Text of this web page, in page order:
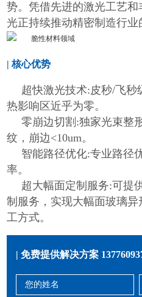
势。凭借先进的激光工艺
光正持续推动精密制造行业
| 核心优势
超快激光技术:皮秒/飞秒
热影响区近乎为零。
零崩边切割:独家光束整
纹，崩边<10um。
智能路径优化:专业路径
率。
超大幅面定制服务:可提
制服务，实现大幅面玻璃
工方式。
| 免费提供解决方案